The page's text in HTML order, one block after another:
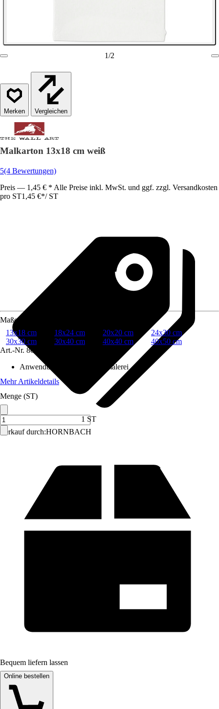
1/2
Vergleichen
Malkarton 13x18 cm weiß
5(4 Bewertungen)
Preis — 1,45 € * Alle Preise inkl. MwSt. und ggf. zzgl. Versandkosten
pro ST1,45 €*/ ST
Verkauf durch:HORNBACH
Maße
13x18 cm
18x24 cm 20x20 cm
24x30 cm
30x30 cm
30x40 cm 40x40 cm
40x50 cm
Art.-Nr. 8059937
Anwendungsbereich
Kunstmalerei
Mehr Artikeldetails
Menge (ST)
1 ST
Bequem liefern lassen
Online bestellen